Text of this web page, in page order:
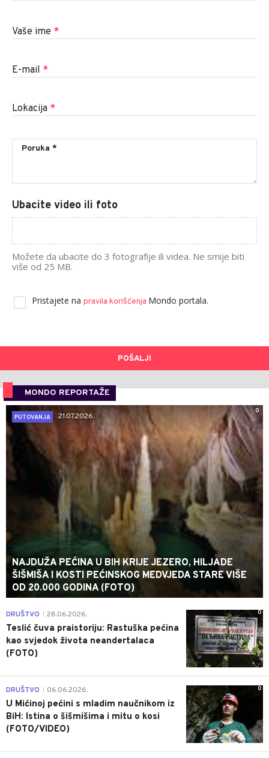
Vaše ime *
E-mail *
Lokacija *
Ubacite video ili foto
Možete da ubacite do 3 fotografije ili videa. Ne smije biti
više od 25 MB.
Pristajete na pravila korišćenja Mondo portala.
POŠALJI
MONDO REPORTAŽE
0
PUTOVANJA
21.07.2026.
NAJDUŽA PEĆINA U BIH KRIJE JEZERO, HILJADE
ŠIŠMIŠA I KOSTI PEĆINSKOG MEDVJEDA STARE VIŠE
OD 20.000 GODINA (FOTO)
0
DRUŠTVO 28.06.2026.
Teslić čuva praistoriju: Rastuška pećina
kao svjedok života neandertalaca
(FOTO)
0
DRUŠTVO 06.06.2026.
U Mićinoj pećini s mladim naučnikom iz
BiH: Istina o šišmišima i mitu o kosi
(FOTO/VIDEO)